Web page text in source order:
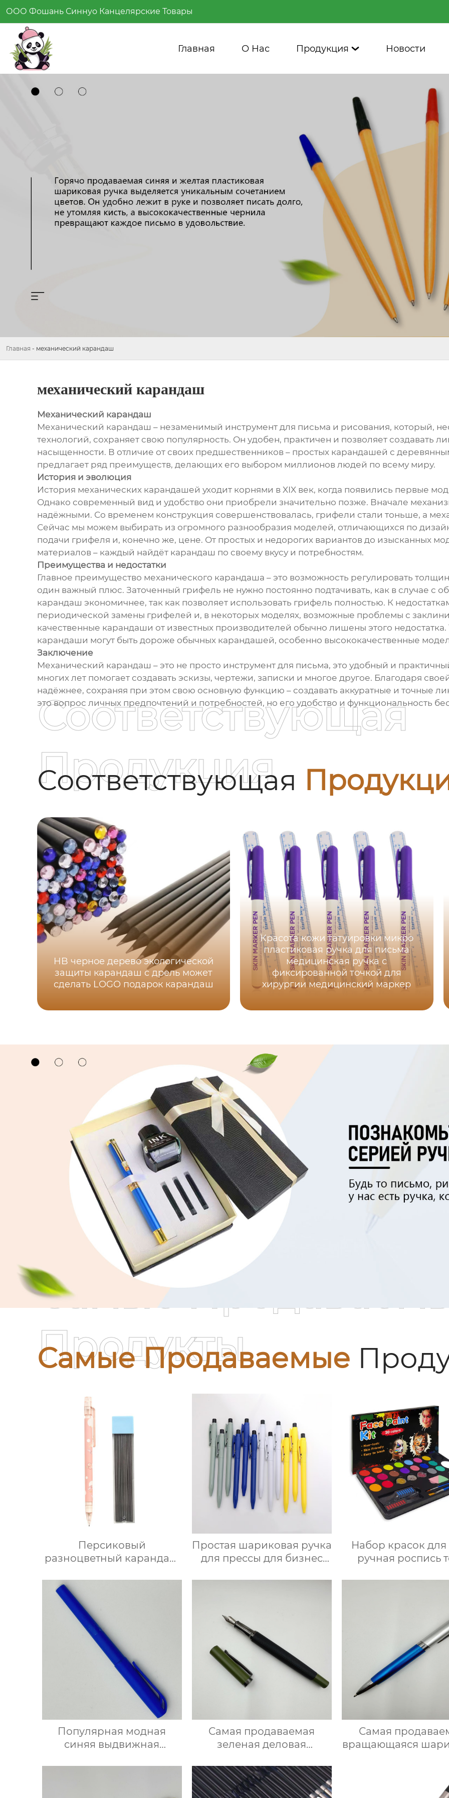
ООО Фошань Синнуо Канцелярские Товары
Главная О Нас Продукция  Новости
Главная - механический карандаш
механический карандаш
Механический карандаш
Механический карандаш – незаменимый инструмент для письма и рисования, который,
технологий, сохраняет свою популярность. Он удобен, практичен и позволяет создавать
насыщенности. В отличие от своих предшественников – простых карандашей с
предлагает ряд преимуществ, делающих его выбором миллионов людей по всему миру.
История и эволюция
История механических карандашей уходит корнями в XIX век, когда появились первые
Однако современный вид и удобство они приобрели значительно позже. Вначале
надёжными. Со временем конструкция совершенствовалась, грифели стали тоньше, а
Сейчас мы можем выбирать из огромного разнообразия моделей, отличающихся по
подачи грифеля и, конечно же, цене. От простых и недорогих вариантов до изысканных
материалов – каждый найдёт карандаш по своему вкусу и потребностям.
Преимущества и недостатки
Главное преимущество механического карандаша – это возможность регулировать
один важный плюс. Заточенный грифель не нужно постоянно подтачивать, как в случае
карандаш экономичнее, так как позволяет использовать грифель полностью. К
периодической замены грифелей и, в некоторых моделях, возможные проблемы с
качественные карандаши от известных производителей обычно лишены этого недостатка.
карандаши могут быть дороже обычных карандашей, особенно высококачественные
Заключение
Механический карандаш – это не просто инструмент для письма, это удобный и
многих лет помогает создавать эскизы, чертежи, записки и многое другое. Благодаря
надёжнее, сохраняя при этом свою основную функцию – создавать аккуратные и точные
это вопрос личных предпочтений и потребностей, но его удобство и функциональность
Соответствующая
Соответствующая
Продукция
HB черное дерево экологической
защиты карандаш с дрель может
сделать LOGO подарок карандаш
Красота кожи татуировки микро
пластиковая ручка для письма
медицинская ручка с
фиксированной точкой для
хирургии медицинский маркер
Самые Продаваемые
Самые
Продукты
Персиковый
разноцветный карандаш
Простая шариковая ручка
для прессы для бизнес
Набор красок для
ручная роспись
Популярная модная
синяя выдвижная
Самая продаваемая
зеленая деловая
ручка
Самая
вращающаяся